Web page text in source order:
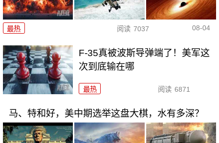
最热 阅读 7037 08-04
F-35真被波斯导弹端了！美军这
次到底输在哪
最热 阅读 6871
马、特和好，美中期选举这盘大棋，水有多深？